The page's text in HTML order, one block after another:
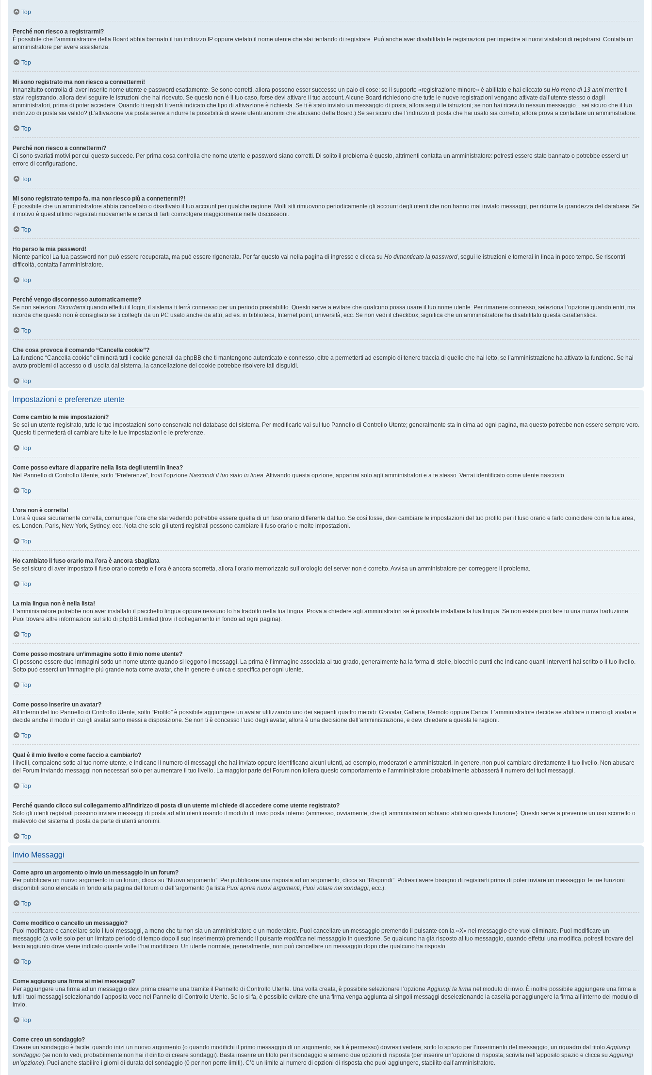
Top
Perché non riesco a registrarmi?
È possibile che l’amministratore della Board abbia bannato il tuo indirizzo IP oppure vietato il nome utente che stai tentando di registrare. Può anche aver disabilitato le registrazioni per impedire ai nuovi visitatori di registrarsi. Contatta un
amministratore per avere assistenza.
Top
Mi sono registrato ma non riesco a connettermi!
Innanzitutto controlla di aver inserito nome utente e password esattamente. Se sono corretti, allora possono esser successe un paio di cose: se il supporto «registrazione minore» è abilitato e hai cliccato su Ho meno di 13 anni mentre ti
stavi registrando, allora devi seguire le istruzioni che hai ricevuto. Se questo non è il tuo caso, forse devi attivare il tuo account. Alcune Board richiedono che tutte le nuove registrazioni vengano attivate dall’utente stesso o dagli
amministratori, prima di poter accedere. Quando ti registri ti verrà indicato che tipo di attivazione è richiesta. Se ti è stato inviato un messaggio di posta, allora segui le istruzioni; se non hai ricevuto nessun messaggio... sei sicuro che il tuo
indirizzo di posta sia valido? (L’attivazione via posta serve a ridurre la possibilità di avere utenti anonimi che abusano della Board.) Se sei sicuro che l’indirizzo di posta che hai usato sia corretto, allora prova a contattare un amministratore.
Top
Perché non riesco a connettermi?
Ci sono svariati motivi per cui questo succede. Per prima cosa controlla che nome utente e password siano corretti. Di solito il problema è questo, altrimenti contatta un amministratore: potresti essere stato bannato o potrebbe esserci un
errore di configurazione.
Top
Mi sono registrato tempo fa, ma non riesco più a connettermi?!
È possibile che un amministratore abbia cancellato o disattivato il tuo account per qualche ragione. Molti siti rimuovono periodicamente gli account degli utenti che non hanno mai inviato messaggi, per ridurre la grandezza del database. Se
il motivo è quest’ultimo registrati nuovamente e cerca di farti coinvolgere maggiormente nelle discussioni.
Top
Ho perso la mia password!
Niente panico! La tua password non può essere recuperata, ma può essere rigenerata. Per far questo vai nella pagina di ingresso e clicca su Ho dimenticato la password, segui le istruzioni e tornerai in linea in poco tempo. Se riscontri
difficoltà, contatta l’amministratore.
Top
Perché vengo disconnesso automaticamente?
Se non selezioni Ricordami quando effettui il login, il sistema ti terrà connesso per un periodo prestabilito. Questo serve a evitare che qualcuno possa usare il tuo nome utente. Per rimanere connesso, seleziona l’opzione quando entri, ma
ricorda che questo non è consigliato se ti colleghi da un PC usato anche da altri, ad es. in biblioteca, Internet point, università, ecc. Se non vedi il checkbox, significa che un amministratore ha disabilitato questa caratteristica.
Top
Che cosa provoca il comando “Cancella cookie”?
La funzione “Cancella cookie” eliminerà tutti i cookie generati da phpBB che ti mantengono autenticato e connesso, oltre a permetterti ad esempio di tenere traccia di quello che hai letto, se l’amministrazione ha attivato la funzione. Se hai
avuto problemi di accesso o di uscita dal sistema, la cancellazione dei cookie potrebbe risolvere tali disguidi.
Top
Impostazioni e preferenze utente
Come cambio le mie impostazioni?
Se sei un utente registrato, tutte le tue impostazioni sono conservate nel database del sistema. Per modificarle vai sul tuo Pannello di Controllo Utente; generalmente sta in cima ad ogni pagina, ma questo potrebbe non essere sempre vero.
Questo ti permetterà di cambiare tutte le tue impostazioni e le preferenze.
Top
Come posso evitare di apparire nella lista degli utenti in linea?
Nel Pannello di Controllo Utente, sotto “Preferenze”, trovi l’opzione Nascondi il tuo stato in linea. Attivando questa opzione, apparirai solo agli amministratori e a te stesso. Verrai identificato come utente nascosto.
Top
L’ora non è corretta!
L’ora è quasi sicuramente corretta, comunque l’ora che stai vedendo potrebbe essere quella di un fuso orario differente dal tuo. Se così fosse, devi cambiare le impostazioni del tuo profilo per il fuso orario e farlo coincidere con la tua area,
es. London, Paris, New York, Sydney, ecc. Nota che solo gli utenti registrati possono cambiare il fuso orario e molte impostazioni.
Top
Ho cambiato il fuso orario ma l’ora è ancora sbagliata
Se sei sicuro di aver impostato il fuso orario corretto e l’ora è ancora scorretta, allora l’orario memorizzato sull’orologio del server non è corretto. Avvisa un amministratore per correggere il problema.
Top
La mia lingua non è nella lista!
L’amministratore potrebbe non aver installato il pacchetto lingua oppure nessuno lo ha tradotto nella tua lingua. Prova a chiedere agli amministratori se è possibile installare la tua lingua. Se non esiste puoi fare tu una nuova traduzione.
Puoi trovare altre informazioni sul sito di phpBB Limited (trovi il collegamento in fondo ad ogni pagina).
Top
Come posso mostrare un’immagine sotto il mio nome utente?
Ci possono essere due immagini sotto un nome utente quando si leggono i messaggi. La prima è l’immagine associata al tuo grado, generalmente ha la forma di stelle, blocchi o punti che indicano quanti interventi hai scritto o il tuo livello.
Sotto può esserci un’immagine più grande nota come avatar, che in genere è unica e specifica per ogni utente.
Top
Come posso inserire un avatar?
All’interno del tuo Pannello di Controllo Utente, sotto “Profilo” è possibile aggiungere un avatar utilizzando uno dei seguenti quattro metodi: Gravatar, Galleria, Remoto oppure Carica. L’amministratore decide se abilitare o meno gli avatar e
decide anche il modo in cui gli avatar sono messi a disposizione. Se non ti è concesso l’uso degli avatar, allora è una decisione dell’amministrazione, e devi chiedere a questa le ragioni.
Top
Qual è il mio livello e come faccio a cambiarlo?
I livelli, compaiono sotto al tuo nome utente, e indicano il numero di messaggi che hai inviato oppure identificano alcuni utenti, ad esempio, moderatori e amministratori. In genere, non puoi cambiare direttamente il tuo livello. Non abusare
del Forum inviando messaggi non necessari solo per aumentare il tuo livello. La maggior parte dei Forum non tollera questo comportamento e l’amministratore probabilmente abbasserà il numero dei tuoi messaggi.
Top
Perché quando clicco sul collegamento all’indirizzo di posta di un utente mi chiede di accedere come utente registrato?
Solo gli utenti registrati possono inviare messaggi di posta ad altri utenti usando il modulo di invio posta interno (ammesso, ovviamente, che gli amministratori abbiano abilitato questa funzione). Questo serve a prevenire un uso scorretto o
malevolo del sistema di posta da parte di utenti anonimi.
Top
Invio Messaggi
Come apro un argomento o invio un messaggio in un forum?
Per pubblicare un nuovo argomento in un forum, clicca su “Nuovo argomento”. Per pubblicare una risposta ad un argomento, clicca su “Rispondi”. Potresti avere bisogno di registrarti prima di poter inviare un messaggio: le tue funzioni
disponibili sono elencate in fondo alla pagina del forum o dell’argomento (la lista Puoi aprire nuovi argomenti, Puoi votare nei sondaggi, ecc.).
Top
Come modifico o cancello un messaggio?
Puoi modificare o cancellare solo i tuoi messaggi, a meno che tu non sia un amministratore o un moderatore. Puoi cancellare un messaggio premendo il pulsante con la «X» nel messaggio che vuoi eliminare. Puoi modificare un
messaggio (a volte solo per un limitato periodo di tempo dopo il suo inserimento) premendo il pulsante modifica nel messaggio in questione. Se qualcuno ha già risposto al tuo messaggio, quando effettui una modifica, potresti trovare del
testo aggiunto dove viene indicato quante volte l’hai modificato. Un utente normale, generalmente, non può cancellare un messaggio dopo che qualcuno ha risposto.
Top
Come aggiungo una firma ai miei messaggi?
Per aggiungere una firma ad un messaggio devi prima crearne una tramite il Pannello di Controllo Utente. Una volta creata, è possibile selezionare l’opzioneAggiungi la firma nel modulo di invio. È inoltre possibile aggiungere una firma a
tutti i tuoi messaggi selezionando l’apposita voce nel Pannello di Controllo Utente. Se lo si fa, è possibile evitare che una firma venga aggiunta ai singoli messaggi deselezionando la casella per aggiungere la firma all’interno del modulo di
invio.
Top
Come creo un sondaggio?
Creare un sondaggio è facile: quando inizi un nuovo argomento (o quando modifichi il primo messaggio di un argomento, se ti è permesso) dovresti vedere, sotto lo spazio per l’inserimento del messaggio, un riquadro dal titoloAggiungi
sondaggio (se non lo vedi, probabilmente non hai il diritto di creare sondaggi). Basta inserire un titolo per il sondaggio e almeno due opzioni di risposta (per inserire un’opzione di risposta, scrivila nell’apposito spazio e clicca suAggiungi
un’opzione). Puoi anche stabilire i giorni di durata del sondaggio (0 per non porre limiti). C’è un limite al numero di opzioni di risposta che puoi aggiungere, stabilito dall’amministratore.